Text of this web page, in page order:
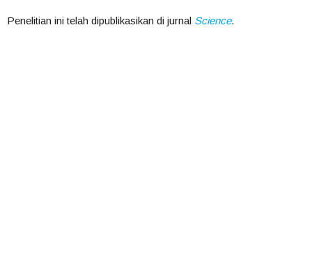
Penelitian ini telah dipublikasikan di jurnal Science.